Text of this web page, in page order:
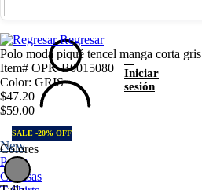
Iniciar
sesión
New
Polos
Camisas
Regresar
Polo moda piqué tencel manga corta gris
Item# OPK-B0015080
Color: GRIS
$47.20
$59.00
SALE -20% OFF
Colores